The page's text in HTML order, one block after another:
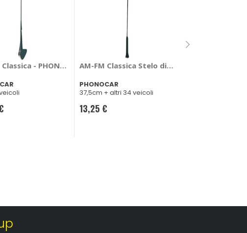
Classica - PHONOCAR Alfa Romeo, Fiat Doblo, Palio, Punto, Lancia Y
AM-FM Classica Stelo di ricambio -
PHONOCAR
37,5cm + altri 34 veicoli
13,25 €